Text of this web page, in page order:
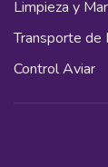
Limpieza y
Transporte de
Control Aviar